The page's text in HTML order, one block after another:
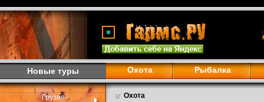
Новые туры Охота Рыбалка
Грузия
Охота